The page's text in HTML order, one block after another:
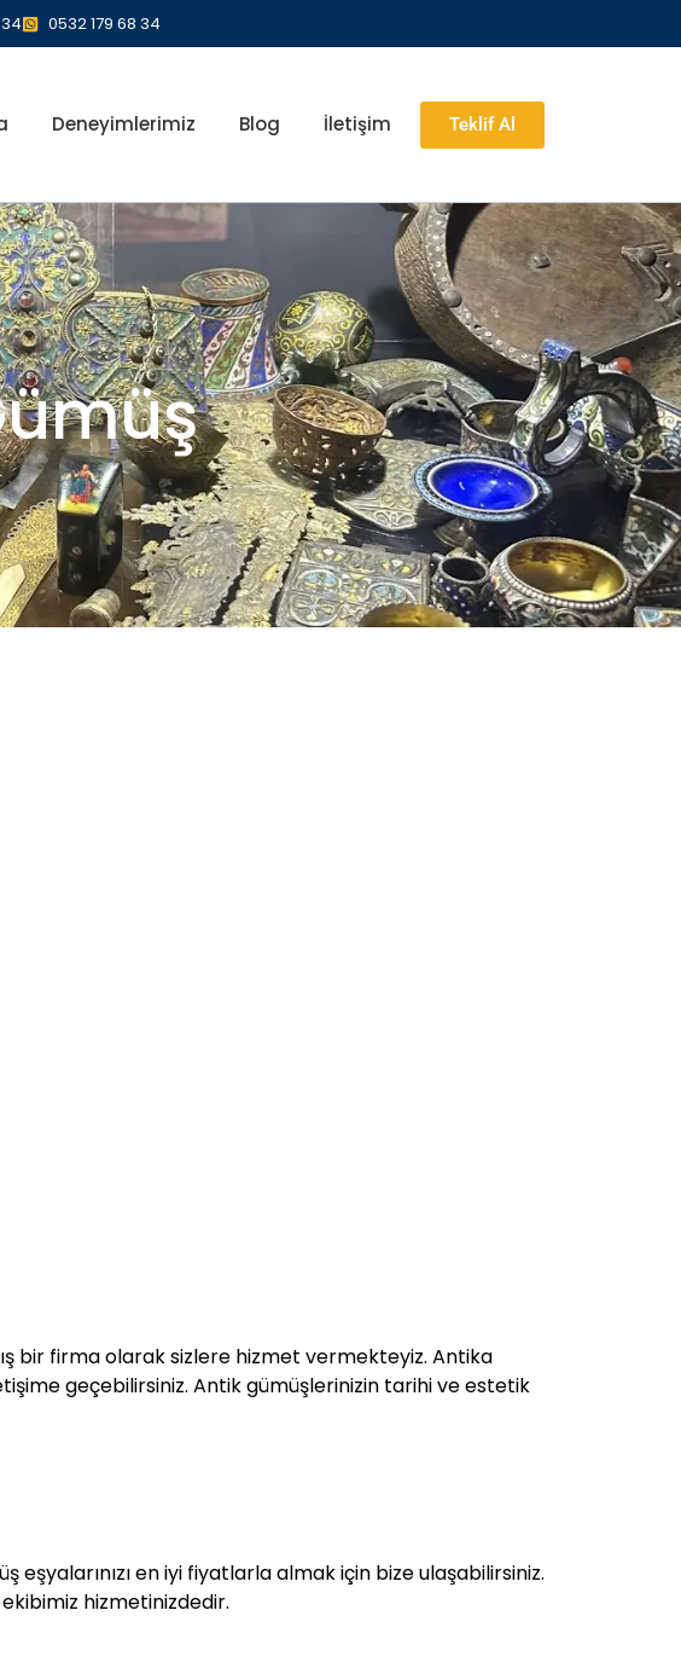
0532 179 68 34
Deneyimlerimiz Blog İletişim Teklif Al
bir firma olarak sizlere hizmet vermekteyiz. Antika
geçebilirsiniz. Antik gümüşlerinizin tarihi ve estetik
eşyalarınızı en iyi fiyatlarla almak için bize ulaşabilirsiniz.
hizmetinizdedir.